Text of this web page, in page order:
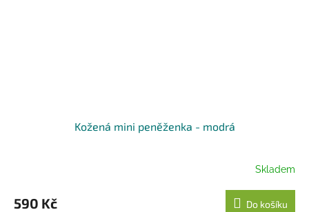
Kožená mini peněženka - modrá
Skladem
590 Kč Do košíku